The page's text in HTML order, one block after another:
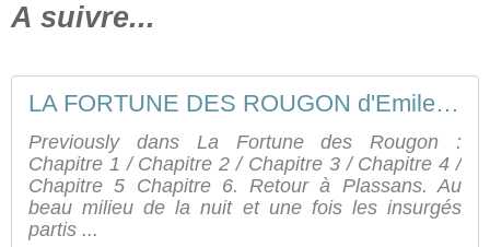
A suivre...
LA FORTUNE DES ROUGON d'Emile Zola [contre-profil d'une œuvre] - CHAPITRE 6 - DLCH
Previously dans La Fortune des Rougon :
Chapitre 1 / Chapitre 2 / Chapitre 3 / Chapitre 4 /
Chapitre 5 Chapitre 6. Retour à Plassans. Au
beau milieu de la nuit et une fois les insurgés
partis ...